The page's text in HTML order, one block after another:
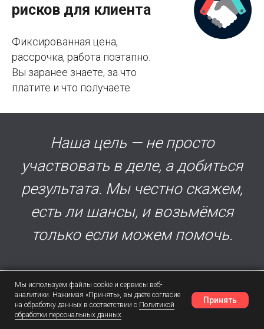
рисков для клиента
Фиксированная цена,
рассрочка, работа поэтапно.
Вы заранее знаете, за что
платите и что получаете.
Наша цель — не просто
участвовать в деле, а добиться
результата. Мы честно скажем,
есть ли шансы, и возьмёмся
только если можем помочь.
ВЕСТНИК ПРАКТИКИ ЯЛАНЖИ И ПАРТНЕРЫ
Мы используем файлы cookie и сервисы веб-
аналитики. Нажимая «Принять», вы даёте согласие
на обработку данных в соответствии с Политикой
обработки персональных данных.
Принять
Наш Telegram Шансы